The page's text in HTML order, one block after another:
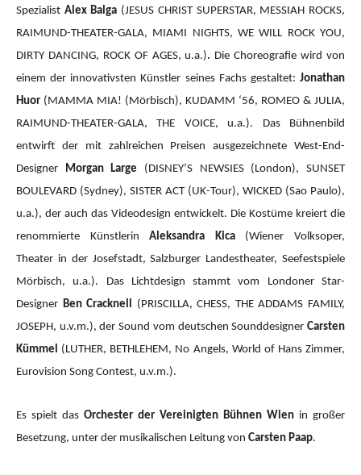
Spezialist Alex Balga (JESUS CHRIST SUPERSTAR, MESSIAH ROCKS,
RAIMUND-THEATER-GALA, MIAMI NIGHTS, WE WILL ROCK YOU,
DIRTY DANCING, ROCK OF AGES, u.a.). Die Choreografie wird von
einem der innovativsten Künstler seines Fachs gestaltet: Jonathan
Huor (MAMMA MIA! (Mörbisch), KUDAMM ‘56, ROMEO & JULIA,
RAIMUND-THEATER-GALA, THE VOICE, u.a.). Das Bühnenbild
entwirft der mit zahlreichen Preisen ausgezeichnete West-End-
Designer Morgan Large (DISNEY’S NEWSIES (London), SUNSET
BOULEVARD (Sydney), SISTER ACT (UK-Tour), WICKED (Sao Paulo),
u.a.), der auch das Videodesign entwickelt. Die Kostüme kreiert die
renommierte KünstlerinAleksandra Kica(Wiener Volksoper,
Theater in der Josefstadt, Salzburger Landestheater, Seefestspiele
Mörbisch, u.a.). Das Lichtdesign stammt vom Londoner Star-
Designer Ben Cracknell (PRISCILLA, CHESS, THE ADDAMS FAMILY,
JOSEPH, u.v.m.), der Sound vom deutschen Sounddesigner Carsten
Kümmel (LUTHER, BETHLEHEM, No Angels, World of Hans Zimmer,
Eurovision Song Contest, u.v.m.).
Es spielt das Orchester der Vereinigten Bühnen Wien in großer
Besetzung, unter der musikalischen Leitung von Carsten Paap.